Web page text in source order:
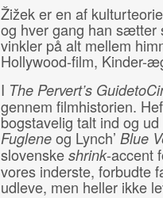
Žižek er en af
og hver gang han sætter
vinkler på alt mellem
Hollywood-film, Kinder-
I ThePervert’s Guideto
gennem filmhistorien.
bogstavelig talt ind og
Fugleneog Lynch’ Blue
slovenskeshrink-accent
vores inderste, forbudte
udleve, men heller ikke